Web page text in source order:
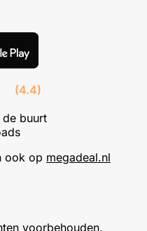
(4.4)
buurt
ook op megadeal.nl
voorbehouden.